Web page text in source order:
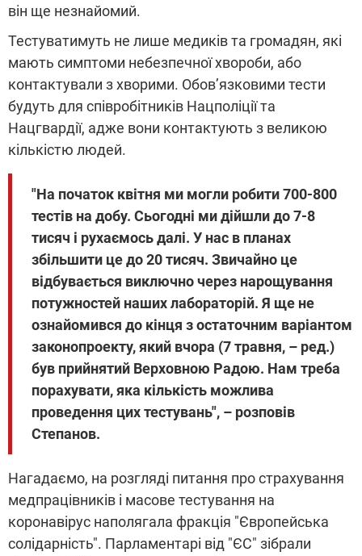
він ще незнайомий.
Тестуватимуть не лише медиків та громадян, які
мають симптоми небезпечної хвороби, або
контактували з хворими. Обов’язковими тести
будуть для співробітників Нацполіції та
Нацгвардії, адже вони контактують з великою
кількістю людей.
"На початок квітня ми могли робити 700-800
тестів на добу. Сьогодні ми дійшли до 7-8
тисяч і рухаємось далі. У нас в планах
збільшити це до 20 тисяч. Звичайно це
відбувається виключно через нарощування
потужностей наших лабораторій. Я ще не
ознайомився до кінця з остаточним варіантом
законопроекту, який вчора (7 травня, – ред.)
був прийнятий Верховною Радою. Нам треба
порахувати, яка кількість можлива
проведення цих тестувань", – розповів
Степанов.
Нагадаємо, на розгляді питання про страхування
медпрацівників і масове тестування на
коронавірус наполягала фракція "Європейська
солідарність". Парламентарі від "ЄС" зібрали